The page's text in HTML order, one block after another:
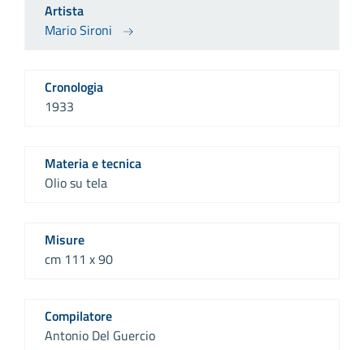
Artista
Mario Sironi
Cronologia
1933
Materia e tecnica
Olio su tela
Misure
cm 111 x 90
Compilatore
Antonio Del Guercio